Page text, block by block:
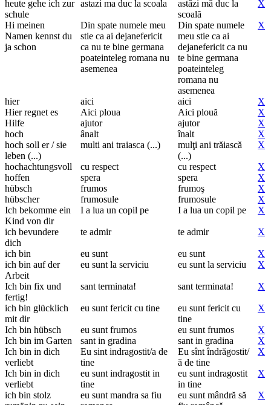
heute gehe ich zur
schule
astazi ma duc la scoala
astăzi mă duc la
scoală
X
Hi meinen
Namen kennst du
ja schon
Din spate numele meu
stie ca ai dejanefericit
ca nu te bine germana
poateinteleg romana nu
asemenea
Din spate numele
meu stie ca ai
dejanefericit ca nu
te bine germana
poateinteleg
romana nu
asemenea
X
hier aici aici
X
Hier regnet es
Aici ploua Aici plouă
X
Hilfe
ajutor ajutor
X
hoch
ânalt înalt
X
hoch soll er / sie
leben (...)
multi ani traiasca (...)
mulţi ani trăiască
(...)
X
hochachtungsvoll cu respect cu respect
X
hoffen
spera spera
X
hübsch
frumos frumoş
X
hübscher
frumosule frumosule
X
Ich bekomme ein
Kind von dir
I a lua un copil pe I a lua un copil pe X
ich bevundere
dich
te admir te admir X
ich bin eu sunt eu sunt
X
ich bin auf der
Arbeit
eu sunt la serviciu eu sunt la serviciu X
Ich bin fix und
fertig!
sant terminata! sant terminata! X
ich bin glücklich
mit dir
eu sunt fericit cu tine
eu sunt fericit cu
tine
X
Ich bin hübsch eu sunt frumos eu sunt frumos
X
Ich bin im Garten
sant in gradina sant in gradina
X
Ich bin in dich
verliebt
Eu sint indragostit/a de
tine
Eu sînt îndrăgostit/
ă de tine
X
Ich bin in dich
verliebt
eu sunt indragostit in
tine
eu sunt indragostit
in tine
X
ich bin stolz
eu sunt mandra sa fiu
eu sunt mândră să
X